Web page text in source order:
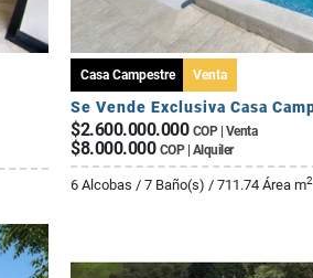
Casa Campestre Venta
$2.600.000.000 COP | Venta
$8.000.000 COP | Alquiler
6 Alcobas / 7 Baño(s) / 711.74 Área m2